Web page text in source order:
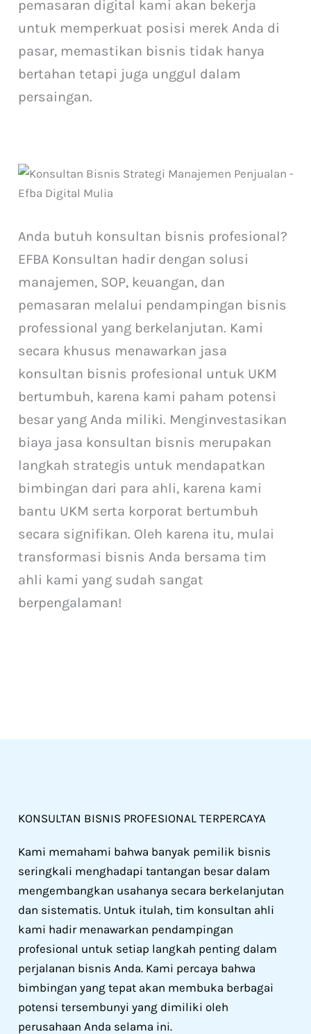
pemasaran digital kami akan bekerja
untuk memperkuat posisi merek Anda di
pasar, memastikan bisnis tidak hanya
bertahan tetapi juga unggul dalam
persaingan.
Anda butuh konsultan bisnis profesional?
EFBA Konsultan hadir dengan solusi
manajemen, SOP, keuangan, dan
pemasaran melalui pendampingan bisnis
professional yang berkelanjutan. Kami
secara khusus menawarkan jasa
konsultan bisnis profesional untuk UKM
bertumbuh, karena kami paham potensi
besar yang Anda miliki. Menginvestasikan
biaya jasa konsultan bisnis merupakan
langkah strategis untuk mendapatkan
bimbingan dari para ahli, karena kami
bantu UKM serta korporat bertumbuh
secara signifikan. Oleh karena itu, mulai
transformasi bisnis Anda bersama tim
ahli kami yang sudah sangat
berpengalaman!
KONSULTAN BISNIS PROFESIONAL TERPERCAYA
Kami memahami bahwa banyak pemilik bisnis
seringkali menghadapi tantangan besar dalam
mengembangkan usahanya secara berkelanjutan
dan sistematis. Untuk itulah, tim konsultan ahli
kami hadir menawarkan pendampingan
profesional untuk setiap langkah penting dalam
perjalanan bisnis Anda. Kami percaya bahwa
bimbingan yang tepat akan membuka berbagai
potensi tersembunyi yang dimiliki oleh
perusahaan Anda selama ini.